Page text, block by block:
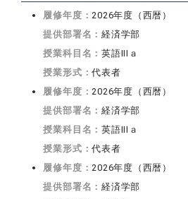
履修年度：2026年度（西暦）
提供部署名：経済学部
授業科目名：英語IIIａ
授業形式：代表者
履修年度：2026年度（西暦）
提供部署名：経済学部
授業科目名：英語IIIａ
授業形式：代表者
履修年度：2026年度（西暦）
提供部署名：経済学部